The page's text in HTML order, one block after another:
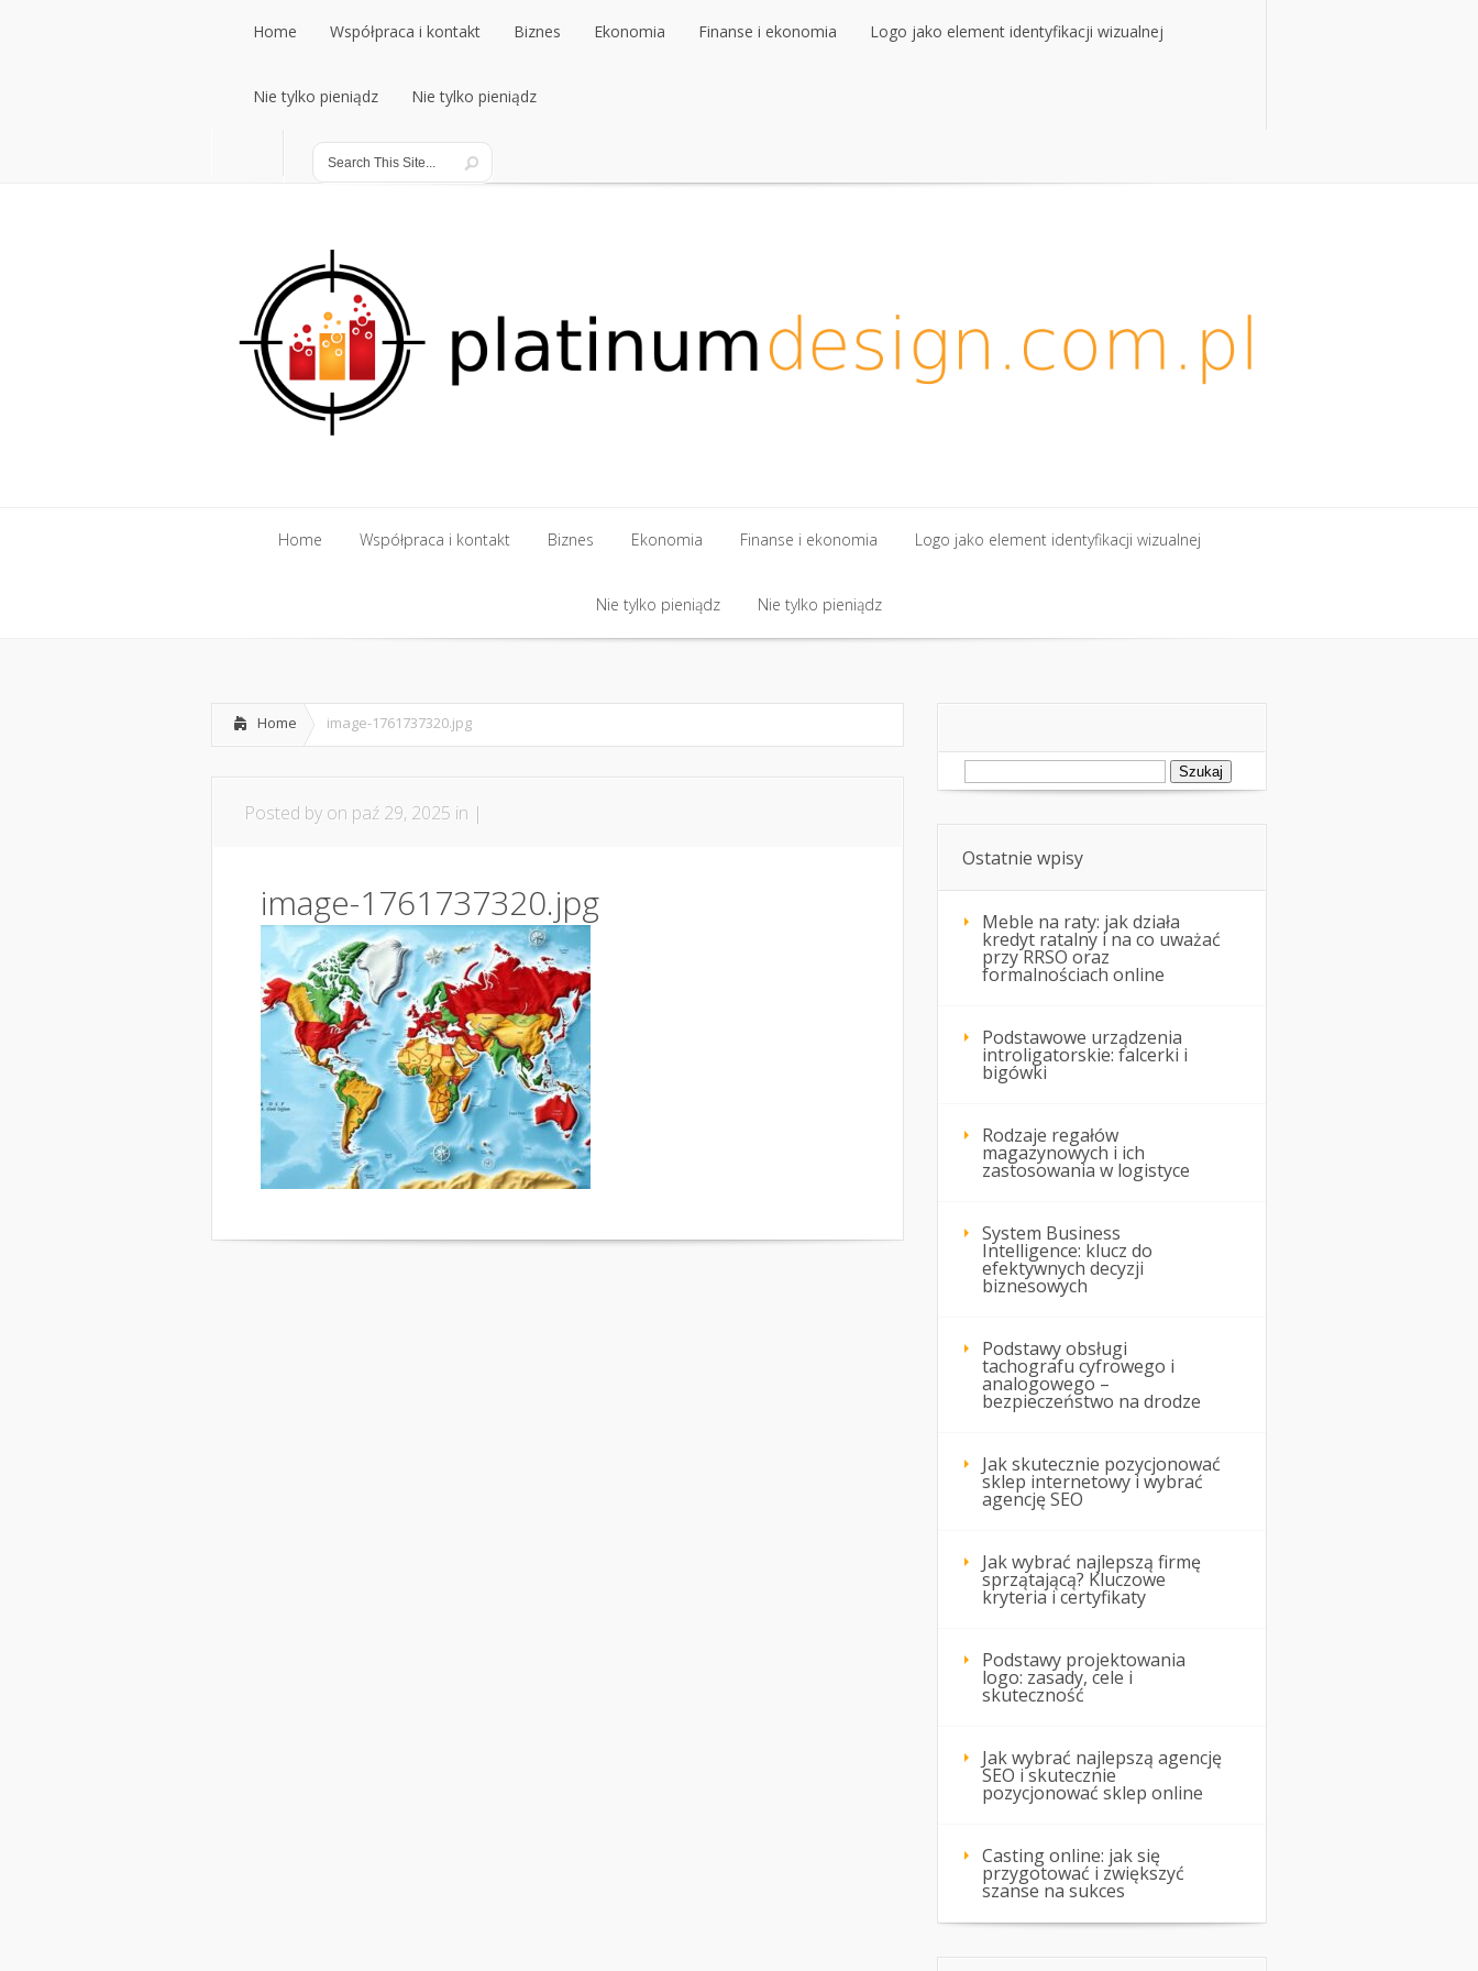
Home
Home
Współpraca i kontakt
Współpraca i kontakt
Biznes
Biznes
Ekonomia Finanse i ekonomia Logo jako element identyfikacji wizualnej
Nie tylko pieniądz
Nie tylko pieniądz
Nie tylko pieniądz
Nie tylko pieniądz
Home Współpraca i kontakt Biznes Ekonomia
Ekonomia
Finanse i ekonomia
Finanse i ekonomia
Logo jako element identyfikacji wizualnej
Nie tylko pieniądz Nie tylko pieniądz
Home image-1761737320.jpg
Posted by on paź 29, 2025 in |
image-1761737320.jpg
Szukaj:
Ostatnie wpisy
Meble na raty: jak działa
kredyt ratalny i na co uważać
przy RRSO oraz
formalnościach online
Podstawowe urządzenia
introligatorskie: falcerki i
bigówki
Rodzaje regałów
magazynowych i ich
zastosowania w logistyce
System Business
Intelligence: klucz do
efektywnych decyzji
biznesowych
Podstawy obsługi
tachografu cyfrowego i
analogowego –
bezpieczeństwo na drodze
Jak skutecznie pozycjonować
sklep internetowy i wybrać
agencję SEO
Jak wybrać najlepszą firmę
sprzątającą? Kluczowe
kryteria i certyfikaty
Podstawy projektowania
logo: zasady, cele i
skuteczność
Jak wybrać najlepszą agencję
SEO i skutecznie
pozycjonować sklep online
Casting online: jak się
przygotować i zwiększyć
szanse na sukces